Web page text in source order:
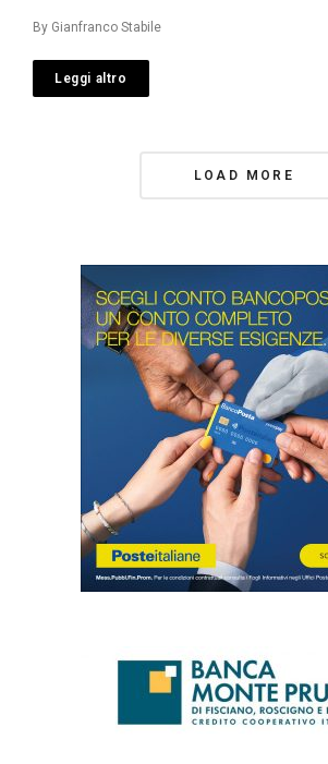
By Gianfranco Stabile
Leggi altro
PostsLOAD MORE